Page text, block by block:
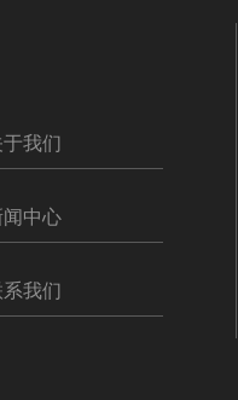
于我们
闻中心
我们